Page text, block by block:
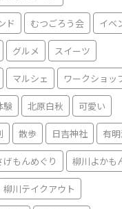
ド むつごろう会 イベ
グルメ スイーツ
マルシェ ワークショッ
験 北原白秋 可愛い
散歩 日吉神社 有
げもんめぐり 柳川よかも
柳川テイクアウト